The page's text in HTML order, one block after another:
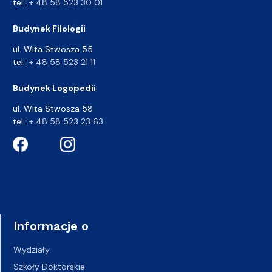
Budynek Filologii
ul. Wita Stwosza 55
tel.: + 48 58 523 21 11
Budynek Logopedii
ul. Wita Stwosza 58
tel.: + 48 58 523 23 63
Informacje o
Wydziały
Szkoły Doktorskie